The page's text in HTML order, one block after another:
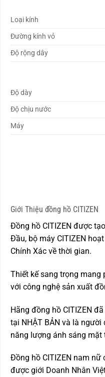
Loại kính
Đường kính vỏ
Độ rộng dây
Độ dày
Độ chịu nước
Máy
Giới Thiệu đồng hồ CITIZEN
Đồng hồ CITIZEN được
Đầu, bộ máy CITIZEN
Chính Xác về thời gian.
Thiết kế sang trọng mang
với công nghệ sản xuất
Hãng đồng hồ CITIZEN
tại NHẬT BẢN và là
năng lượng ánh sáng mặt
Đồng hồ CITIZEN nam nữ
được giới Doanh Nhân